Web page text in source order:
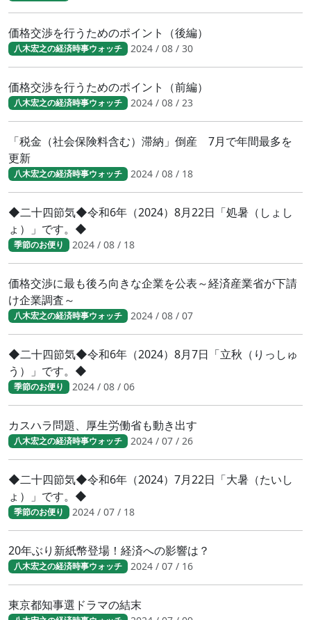
価格交渉を行うためのポイント（後編）
八木宏之の経済時事ウォッチ 2024 / 08 / 30
価格交渉を行うためのポイント（前編）
八木宏之の経済時事ウォッチ 2024 / 08 / 23
「税金（社会保険料含む）滞納」倒産 7月で年間最多を
更新
八木宏之の経済時事ウォッチ 2024 / 08 / 18
◆二十四節気◆令和6年（2024）8月22日「処暑（しょし
ょ）」です。◆
季節のお便り 2024 / 08 / 18
価格交渉に最も後ろ向きな企業を公表～経済産業省が下請
け企業調査～
八木宏之の経済時事ウォッチ 2024 / 08 / 07
◆二十四節気◆令和6年（2024）8月7日「立秋（りっしゅ
う）」です。◆
季節のお便り 2024 / 08 / 06
カスハラ問題、厚生労働省も動き出す
八木宏之の経済時事ウォッチ 2024 / 07 / 26
◆二十四節気◆令和6年（2024）7月22日「大暑（たいし
ょ）」です。◆
季節のお便り 2024 / 07 / 18
20年ぶり新紙幣登場！経済への影響は？
八木宏之の経済時事ウォッチ 2024 / 07 / 16
東京都知事選ドラマの結末